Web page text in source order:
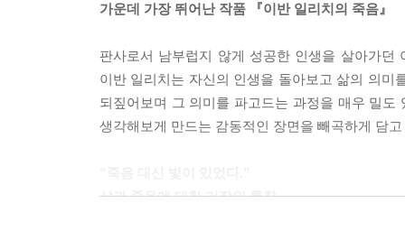
가운데 가장 뛰어난 작품 『이반 일리치의 죽음』
판사로서 남부럽지 않게 성공한 인생을 살아가
이반 일리치는 자신의 인생을 돌아보고 삶의 의
되짚어보며 그 의미를 파고드는 과정을 매우 밀
생각해보게 만드는 감동적인 장면을 빼곡하게 담
삶과 죽음에 대한 거장의 통찰